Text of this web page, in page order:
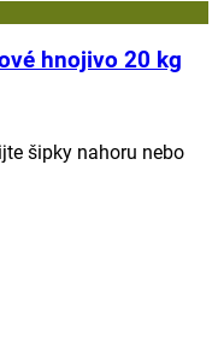
hnojivo 20 kg
šipky nahoru nebo